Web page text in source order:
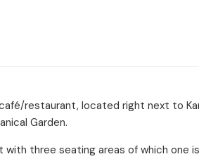
café/restaurant, located right next to
Garden.
with three seating areas of which